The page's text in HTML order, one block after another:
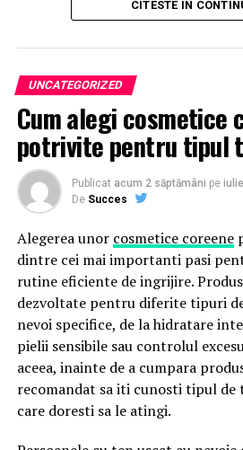
Repere Esențiale
Randările exterioare arată
materialele, contextul și
Randările interioare scot în
utilizatorului
în vizualizarea arhitecturală
Sunt esențiale pentru
prezentarea atractivă a
cumpărători și public
Susțin comunicarea de
de înțeles și evaluat
Ce Este Randarea
CITESTE IN
UNCATEGORIZED
Cum alegi cosmetice
potrivite pentru tipul
Publicat acum 2 săptămâni pe
De Succes
Alegerea unor cosmetice coreene
dintre cei mai importanti pasi
rutine eficiente de ingrijire.
dezvoltate pentru diferite tipuri
nevoi specifice, de la hidratare
pielii sensibile sau controlul
aceea, inainte de a cumpara
recomandat sa iti cunosti tipul de
care doresti sa le atingi.